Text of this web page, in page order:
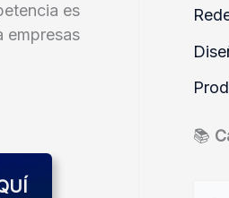
es
empresas
📚